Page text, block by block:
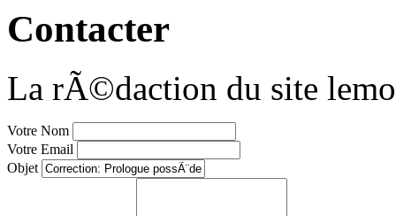
Contacter
La rÃ©daction du site
Votre Nom
Votre Email
Objet